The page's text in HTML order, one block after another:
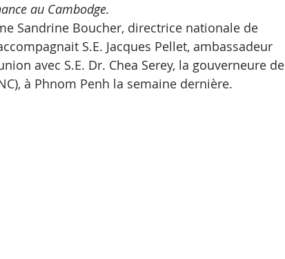
au Cambodge.
Sandrine Boucher, directrice nationale de
S.E. Jacques Pellet, ambassadeur
avec S.E. Dr. Chea Serey, la gouverneure de
à Phnom Penh la semaine dernière.